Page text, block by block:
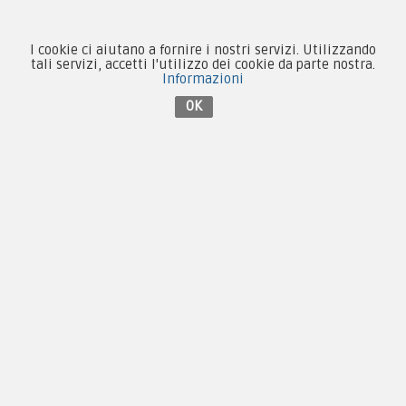
Contattaci su Facebook
I cookie ci aiutano a fornire i nostri servizi. Utilizzando
tali servizi, accetti l'utilizzo dei cookie da parte nostra.
Informazioni
OK